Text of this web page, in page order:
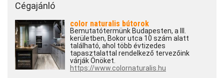
Cégajánló
color naturalis bútorok
Bemutatótermünk Budapesten, a III.
kerületben, Bokor utca 10 szám alatt
található, ahol több évtizedes
tapasztalattal rendelkező tervezőink
várják Önöket.
https://www.colornaturalis.hu